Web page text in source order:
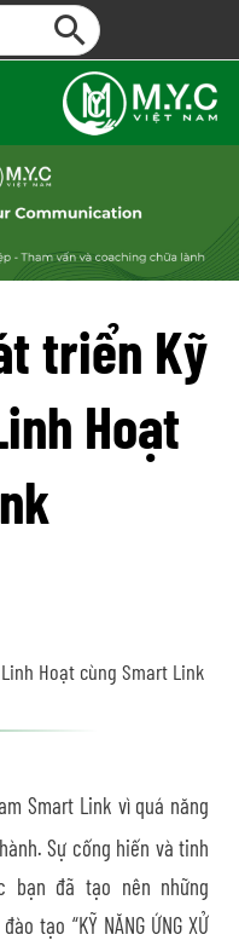
triển Kỹ
Hoạt
Hoạt cùng Smart Link
Smart Link vì quá năng
Sự cống hiến và tinh
bạn đã tạo nên những
tạo “KỸ NĂNG ỨNG XỬ